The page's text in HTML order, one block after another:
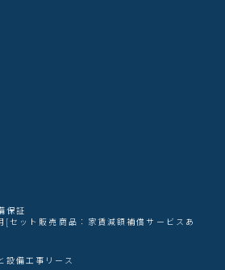
保証
セット販売商品：家賃減額補償サービスあ
設備工事リース